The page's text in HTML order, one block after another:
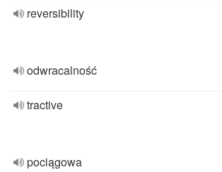
reversibility
odwracalność
tractive
pociągowa